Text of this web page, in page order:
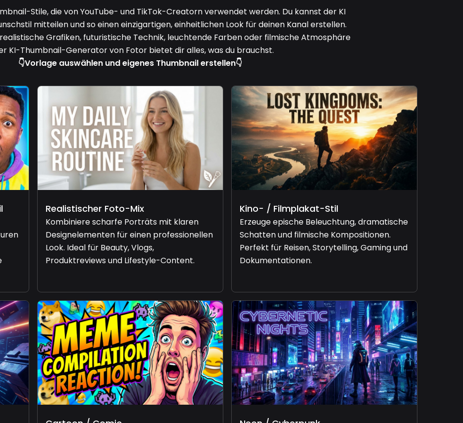
Stile, die von YouTube- und TikTok-Creatorn verwendet werden. Du kannst der KI
mitteilen und so einen einzigartigen, einheitlichen Look für deinen Kanal erstellen.
Grafiken, futuristische Technik, leuchtende Farben oder filmische Atmosphäre
KI-Thumbnail-Generator von Fotor bietet dir alles, was du brauchst.
👇Vorlage auswählen und eigenes Thumbnail erstellen👇
Realistischer Foto-Mix
Kombiniere scharfe Porträts mit klaren
Designelementen für einen professionellen
Look. Ideal für Beauty, Vlogs,
Produktreviews und Lifestyle-Content.
Kino- / Filmplakat-Stil
Erzeuge epische Beleuchtung, dramatische
Schatten und filmische Kompositionen.
Perfekt für Reisen, Storytelling, Gaming und
Dokumentationen.